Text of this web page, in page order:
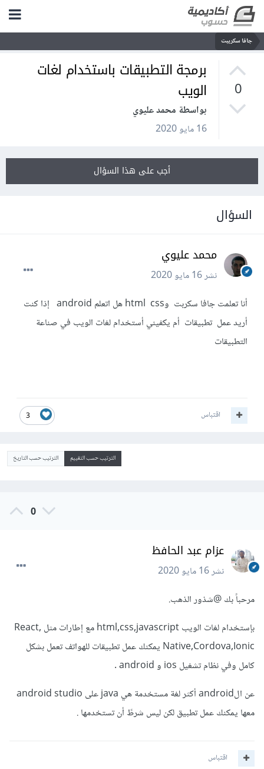
جافا سكريبت
0
برمجة التطبيقات باستخدام لغات
الويب
بواسطة محمد عليوي
16 مايو 2020
أجب على هذا السؤال
السؤال
محمد عليوي
نشر16 مايو 2020
أنا تعلمت جافا سكربت وhtml css هل اتعلم android إذا كنت
أريد عمل تطبيقات أم يكفيني أستخدام لغات الويب في صناعة
التطبيقات
3 اقتباس
الترتيب حسب التقييم الترتيب حسب التاريخ
0
عزام عبد الحافظ
نشر16 مايو 2020
مرحباً بك@شذور الذهب.
بإستخدام لغات الويب html,css,javascript مع إطارات مثل ,React
Native,Cordova,Ionic يمكنك عمل تطبيقات للهواتف تعمل بشكل
كامل وفي نظام تشغيل ios و android .
عن الandroid أكثر لغة مستخدمة هي java على android studio
معها يمكنك عمل تطبيق لكن ليس شرطً أن تستخدمها .
اقتباس